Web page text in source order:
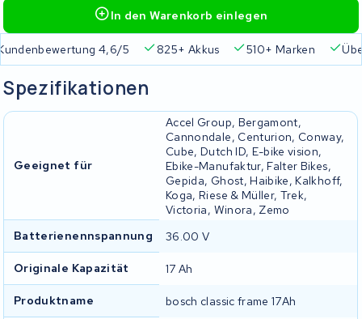
In den Warenkorb einlegen
4,6/5 825+ Akkus 510+ Marken
Spezifikationen
Geeignet für
Accel Group, Bergamont,
Cannondale, Centurion, Conway,
Cube, Dutch ID, E-bike vision,
Ebike-Manufaktur, Falter Bikes,
Gepida, Ghost, Haibike, Kalkhoff,
Koga, Riese & Müller, Trek,
Victoria, Winora, Zemo
Batterienennspannung
36.00 V
Originale Kapazität 17 Ah
Produktname bosch classic frame 17Ah